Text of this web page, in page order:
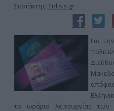
Συντάκτης: Eidisis.gr
Για
το ωράριο λειτουργίας